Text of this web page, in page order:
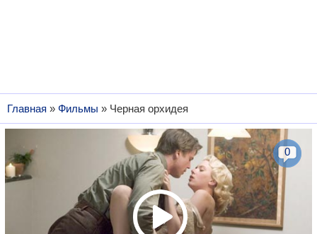
Главная » Фильмы » Черная орхидея
0